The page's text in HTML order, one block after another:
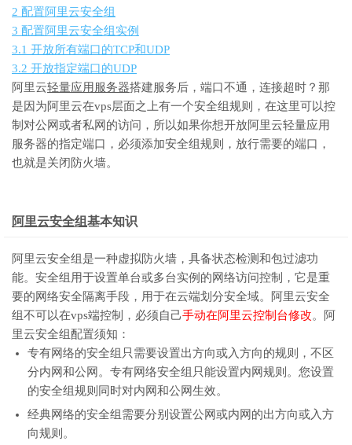
2 配置阿里云安全组
3 配置阿里云安全组实例
3.1 开放所有端口的TCP和UDP
3.2 开放指定端口的UDP
阿里云轻量应用服务器搭建服务后，端口不通，连接超时？那
是因为阿里云在vps层面之上有一个安全组规则，在这里可以控
制对公网或者私网的访问，所以如果你想开放阿里云轻量应用
服务器的指定端口，必须添加安全组规则，放行需要的端口，
也就是关闭防火墙。
阿里云安全组基本知识
阿里云安全组是一种虚拟防火墙，具备状态检测和包过滤功
能。安全组用于设置单台或多台实例的网络访问控制，它是重
要的网络安全隔离手段，用于在云端划分安全域。阿里云安全
组不可以在vps端控制，必须自己手动在阿里云控制台修改。阿
里云安全组配置须知：
专有网络的安全组只需要设置出方向或入方向的规则，不区
分内网和公网。专有网络安全组只能设置内网规则。您设置
的安全组规则同时对内网和公网生效。
经典网络的安全组需要分别设置公网或内网的出方向或入方
向规则。